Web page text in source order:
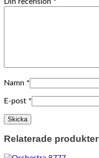
Namn *
E-post *
Relaterade produkter